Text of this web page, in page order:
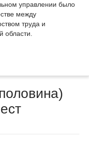
управлении было
между
труда и
области.